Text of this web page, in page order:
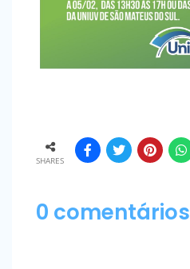
SHARES
0 comentários